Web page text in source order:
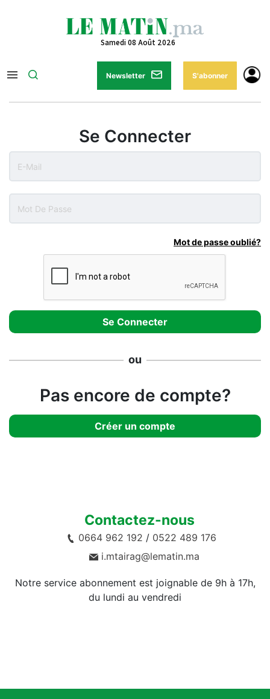
Samedi 08 Août 2026
Newsletter S'abonner
Se Connecter
Mot de passe oublié?
ou
Pas encore de compte?
Créer un compte
Contactez-nous
0664 962 192 / 0522 489 176
i.mtairag@lematin.ma
Notre service abonnement est joignable de 9h à 17h,
du lundi au vendredi